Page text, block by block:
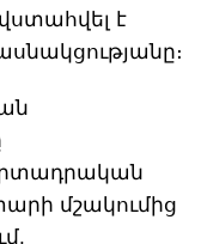
վստահվել է
մշակումից